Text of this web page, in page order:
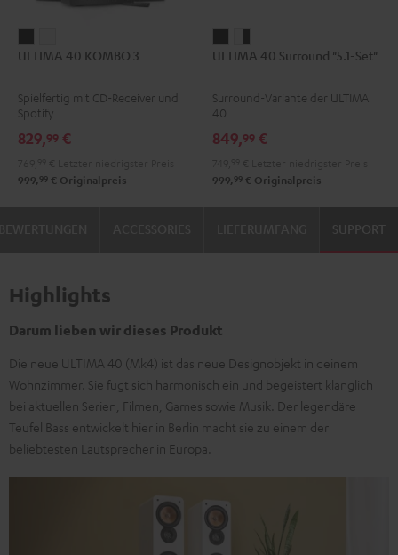
40
3
Schwarz
40
3
ULTIMA 40 KOMBO 3
Spielfertig mit CD-Receiver und
Spotify
829,99 €
999, 99 € Originalpreis
40
"5.1-
Schwarz
40
"5.1-
Weiß
Schwarz
ULTIMA 40 Surround "5.1-Set"
Surround-Variante der ULTIMA
40
849,99 €
999, 99 € Originalpreis
SUPPORT
Highlights
Darum lieben wir dieses Produkt
Die neue ULTIMA 40 (Mk4) ist das neue Designobjekt in deinem
Wohnzimmer. Sie fügt sich harmonisch ein und begeistert klanglich
bei aktuellen Serien, Filmen, Games sowie Musik. Der legendäre
Teufel Bass entwickelt hier in Berlin macht sie zu einem der
beliebtesten Lautsprecher in Europa.